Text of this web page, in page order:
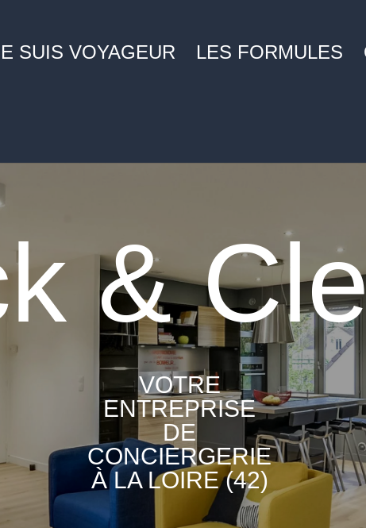
SUIS VOYAGEUR LES FORMULES
&
VOTRE
ENTREPRISE
DE
CONCIERGERIE
À LA LOIRE (42)